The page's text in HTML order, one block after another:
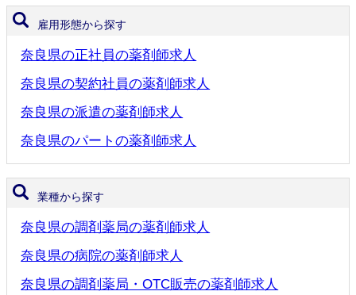
雇用形態から探す
奈良県の正社員の薬剤師求人
奈良県の契約社員の薬剤師求人
奈良県の派遣の薬剤師求人
奈良県のパートの薬剤師求人
業種から探す
奈良県の調剤薬局の薬剤師求人
奈良県の病院の薬剤師求人
奈良県の調剤薬局・OTC販売の薬剤師求人